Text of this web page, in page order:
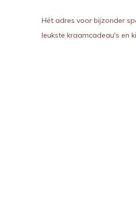
Hét adres voor bijzonder
leukste kraamcadeau's en